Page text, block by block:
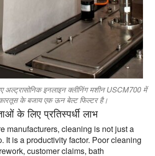
अल्ट्रासोनिक इनलाइन क्लीनिंग मशीन USCM700 में
के बजाय एक ऊन बेल्ट फिल्टर है।
के लिए प्रतिस्पर्धी लाभ
manufacturers, cleaning is not just a
It is a productivity factor. Poor cleaning
customer claims, bath